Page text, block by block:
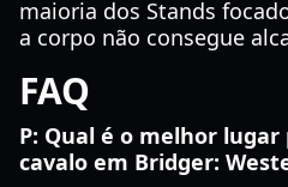
maioria dos Stands
a corpo não consegue
FAQ
P: Qual é o melhor
cavalo em Bridger: